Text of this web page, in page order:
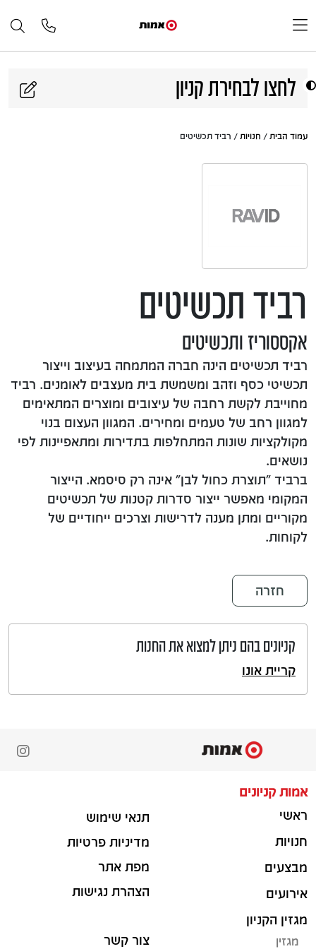
לחצו לבחירת קניון
עמוד הבית / חנויות / רביד תכשיטים
רביד תכשיטים
אקססוריז ותכשיטים
רביד תכשיטים הינה חברה המתמחה בעיצוב וייצור
תכשיטי כסף וזהב ומשמשת בית מעצבים לאומנים. רביד
מחוייבת לקשת רחבה של עיצובים ומוצרים המתאימים
למגוון רחב של טעמים ומחירים. המגוון העצום בנוי
מקולקציות שונות המתחלפות בתדירות ומתאפיינות לפי
נושאים.
ברביד "תוצרת כחול לבן" אינה רק סיסמא. הייצור
המקומי מאפשר ייצור סדרות קטנות של תכשיטים
מקוריים ומתן מענה לדרישות וצרכים ייחודיים של
לקוחות.
חזרה
קניונים בהם ניתן למצוא את החנות
קריית אונו
אמות קניונים
ראשי
חנויות
מבצעים
אירועים
מגזין הקניון
מגזין
תנאי שימוש
מדיניות פרטיות
מפת אתר
הצהרת נגישות
צור קשר